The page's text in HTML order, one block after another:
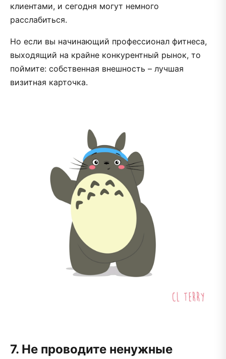
клиентами, и сегодня могут немного
расслабиться.
Но если вы начинающий профессионал фитнеса,
выходящий на крайне конкурентный рынок, то
поймите: собственная внешность – лучшая
визитная карточка.
7. Не проводите ненужные